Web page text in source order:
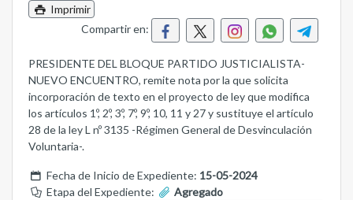
Imprimir
Compartir en:
PRESIDENTE DEL BLOQUE PARTIDO JUSTICIALISTA-
NUEVO ENCUENTRO, remite nota por la que solicita
incorporación de texto en el proyecto de ley que modifica
los artículos 1º, 2º, 3º, 7º, 9º, 10, 11 y 27 y sustituye el artículo
28 de la ley L nº 3135 -Régimen General de Desvinculación
Voluntaria-.
Fecha de Inicio de Expediente: 15-05-2024
Etapa del Expediente:
Agregado